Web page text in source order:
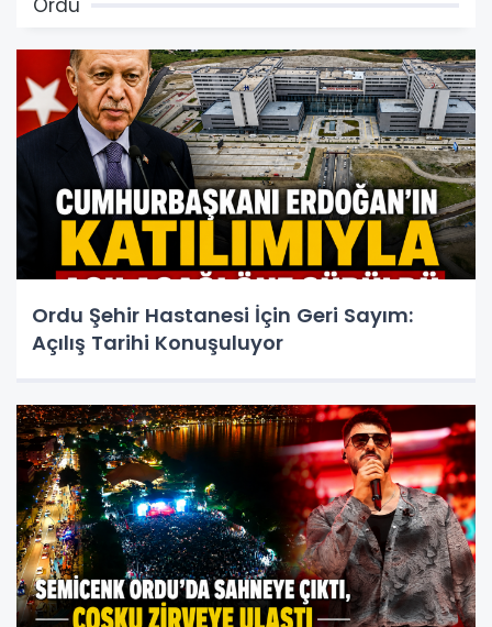
Ordu
Ordu Şehir Hastanesi İçin Geri Sayım:
Açılış Tarihi Konuşuluyor